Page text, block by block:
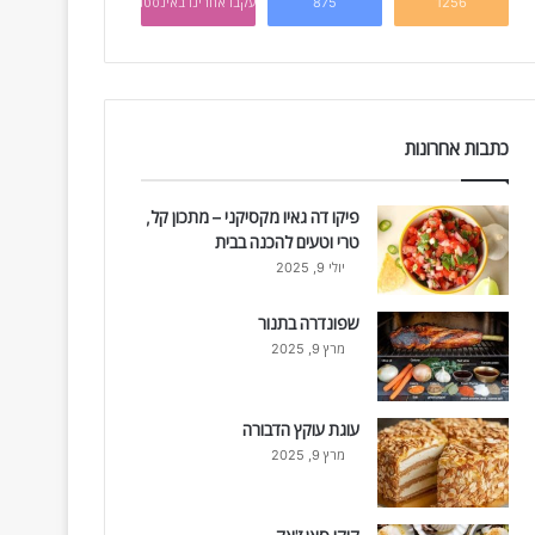
כתבות אחרונות
פיקו דה גאיו מקסיקני – מתכון קל,
טרי וטעים להכנה בבית
יולי 9, 2025
שפונדרה בתנור
מרץ 9, 2025
עוגת עוקץ הדבורה
מרץ 9, 2025